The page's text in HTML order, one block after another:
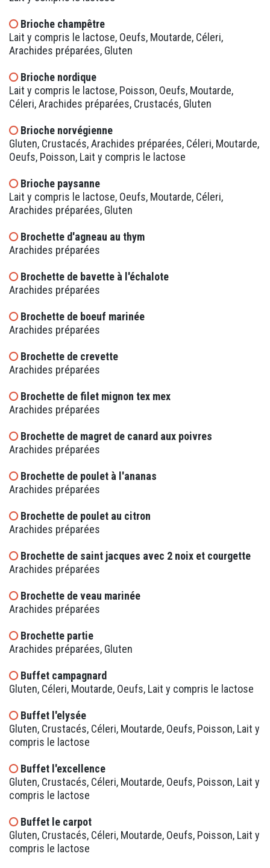
Brioche champêtre
Lait y compris le lactose, Oeufs, Moutarde, Céleri,
Arachides préparées, Gluten
Brioche nordique
Lait y compris le lactose, Poisson, Oeufs, Moutarde,
Céleri, Arachides préparées, Crustacés, Gluten
Brioche norvégienne
Gluten, Crustacés, Arachides préparées, Céleri, Moutarde,
Oeufs, Poisson, Lait y compris le lactose
Brioche paysanne
Lait y compris le lactose, Oeufs, Moutarde, Céleri,
Arachides préparées, Gluten
Brochette d'agneau au thym
Arachides préparées
Brochette de bavette à l'échalote
Arachides préparées
Brochette de boeuf marinée
Arachides préparées
Brochette de crevette
Arachides préparées
Brochette de filet mignon tex mex
Arachides préparées
Brochette de magret de canard aux poivres
Arachides préparées
Brochette de poulet à l'ananas
Arachides préparées
Brochette de poulet au citron
Arachides préparées
Brochette de saint jacques avec 2 noix et courgette
Arachides préparées
Brochette de veau marinée
Arachides préparées
Brochette partie
Arachides préparées, Gluten
Buffet campagnard
Gluten, Céleri, Moutarde, Oeufs, Lait y compris le lactose
Buffet l'elysée
Gluten, Crustacés, Céleri, Moutarde, Oeufs, Poisson, Lait y
compris le lactose
Buffet l'excellence
Gluten, Crustacés, Céleri, Moutarde, Oeufs, Poisson, Lait y
compris le lactose
Buffet le carpot
Gluten, Crustacés, Céleri, Moutarde, Oeufs, Poisson, Lait y
compris le lactose